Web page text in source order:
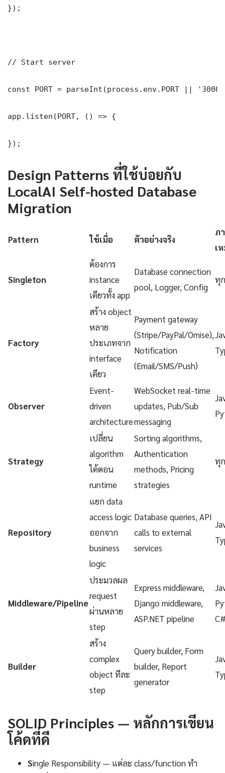
});
// Start server
const PORT = parseInt(process.env.PORT ||
app.listen(PORT, () => {
});
Design Patterns ที่ใช้บ่อยกับ
LocalAI Self-hosted Database
Migration
Pattern ใช้เมื่อ ตัวอย่างจริง
ภ
เ
Singleton
ต้องการ
instance
เดียวทั้ง app
Database connection
pool, Logger, Config
ทุ
Factory
สร้าง object
หลาย
ประเภทจาก
interface
เดียว
Payment gateway
(Stripe/PayPal/Omise),
Notification
(Email/SMS/Push)
Observer
Event-
driven
architecture
WebSocket real-time
updates, Pub/Sub
messaging
Strategy
เปลี่ยน
algorithm
ได้ตอน
runtime
Sorting algorithms,
Authentication
methods, Pricing
strategies
ทุ
Repository
แยก data
access logic
ออกจาก
business
logic
Database queries, API
calls to external
services
Middleware/Pipeline
ประมวลผล
request
ผ่านหลาย
step
Express middleware,
Django middleware,
ASP.NET pipeline
Builder
สร้าง
complex
object ทีละ
step
Query builder, Form
builder, Report
generator
SOLID Principles — หลักการเขียน
โค้ดที่ดี
Single Responsibility — แต่ละ class/function ทำ